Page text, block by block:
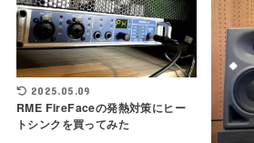
2025.05.09
RME FireFaceの発熱対策にヒー
トシンクを買ってみた